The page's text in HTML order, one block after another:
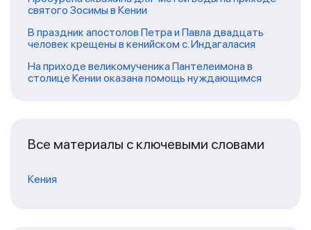
святого Зосимы в Кении
В праздник апостолов Петра и Павла двадцать
человек крещены в кенийском с. Индагаласия
На приходе великомученика Пантелеимона в
столице Кении оказана помощь нуждающимся
Все материалы с ключевыми словами
Кения